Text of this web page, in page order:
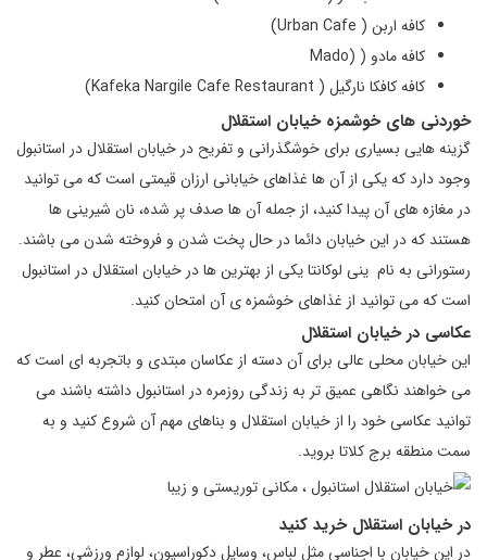
کافه اربن ( Urban Cafe)
کافه مادو ( (Mado
کافه کافکا نارگیل ( Kafeka Nargile Cafe Restaurant)
خوردنی‌ های خوشمزه خیابان استقلال
گزینه هایی بسیاری برای خوشگذرانی و تفریح در خیابان استقلال در استانبول
وجود دارد که یکی از آن ها غذاهای خیابانی ارزان قیمتی است که می توانید
در مغازه های آن پیدا کنید، از جمله آن ها صدف پر شده، نان شیرینی ها
هستند که در این خیابان دائما در حال پخت شدن و فروخته شدن می باشند.
رستورانی به نام ینی لوکانتا یکی از بهترین ها در خیابان استقلال در استانبول
است که می توانید از غذاهای خوشمزه ی آن امتحان کنید.
عکاسی در خیابان استقلال
این خیابان محلی عالی برای آن دسته از عکاسان مبتدی و باتجربه ای است که
می خواهند نگاهی عمیق تر به زندگی روزمره در استانبول داشته باشند می
توانید عکاسی خود را از خیابان استقلال و بناهای مهم آن شروع کنید و به
سمت منطقه برج کلاتا بروید.
در خیابان استقلال خرید کنید
در این خیابان با اجناسی مثل لباس، وسایل دکوراسیون، لوازم ورزشی، عطر و